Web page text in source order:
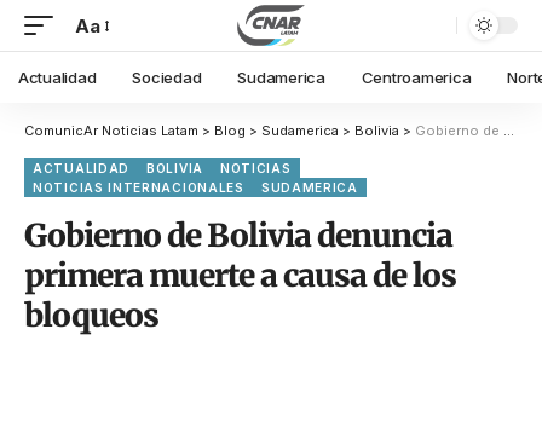
Aa
Actualidad Sociedad Sudamerica Centroamerica
ComunicAr Noticias Latam > Blog > Sudamerica > Bolivia > Gobierno de Bolivia denuncia primera muerte a causa de los bloqueos
ACTUALIDAD BOLIVIA
NOTICIAS
NOTICIAS INTERNACIONALES
SUDAMERICA
Gobierno de Bolivia denuncia
primera muerte a causa de los
bloqueos